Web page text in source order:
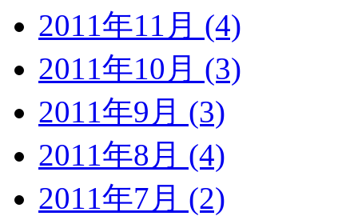
2011年11月 (4)
2011年10月 (3)
2011年9月 (3)
2011年8月 (4)
2011年7月 (2)